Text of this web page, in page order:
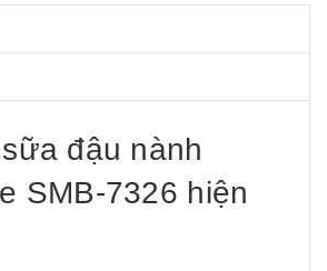
đậu nành
SMB-7326 hiện